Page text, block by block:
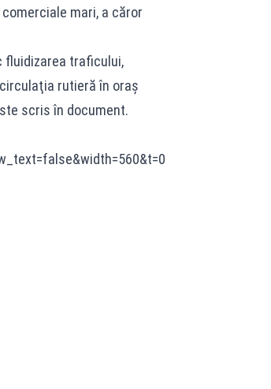
mari, a căror
fluidizarea traficului,
rutieră în oraş
scris în document.